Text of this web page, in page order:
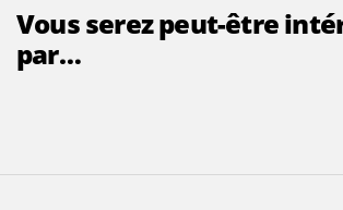
Vous serez peut-être
par…